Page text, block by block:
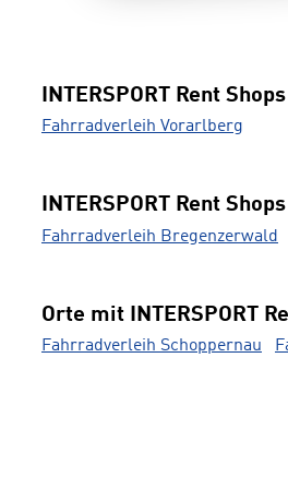
INTERSPORT Rent
Fahrradverleih Vorarlberg
INTERSPORT Rent
Fahrradverleih Bregenzerwald
Orte mit INTERSPORT
Fahrradverleih Schoppernau